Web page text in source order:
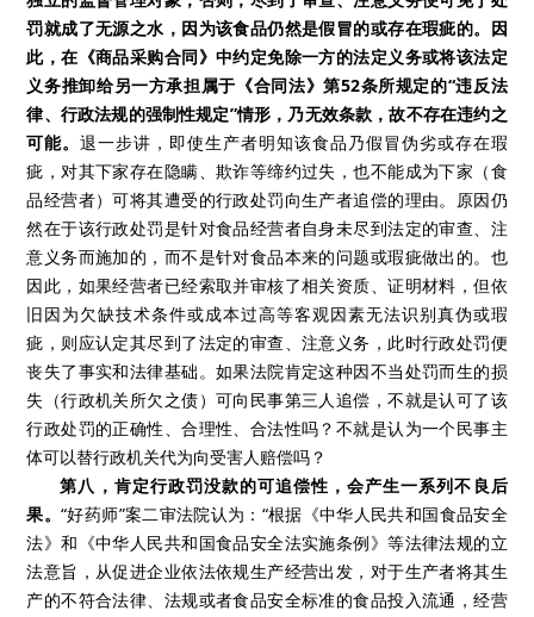
罚就成了无源之水，因为该食品仍然是假冒的或存在瑕疵的。因
此，在《商品采购合同》中约定免除一方的法定义务或将该法定
义务推卸给另一方承担属于《合同法》第52条所规定的“违反法
律、行政法规的强制性规定”情形，乃无效条款，故不存在违约之
可能。退一步讲，即使生产者明知该食品乃假冒伪劣或存在瑕
疵，对其下家存在隐瞒、欺诈等缔约过失，也不能成为下家（食
品经营者）可将其遭受的行政处罚向生产者追偿的理由。原因仍
然在于该行政处罚是针对食品经营者自身未尽到法定的审查、注
意义务而施加的，而不是针对食品本来的问题或瑕疵做出的。也
因此，如果经营者已经索取并审核了相关资质、证明材料，但依
旧因为欠缺技术条件或成本过高等客观因素无法识别真伪或瑕
疵，则应认定其尽到了法定的审查、注意义务，此时行政处罚便
丧失了事实和法律基础。如果法院肯定这种因不当处罚而生的损
失（行政机关所欠之债）可向民事第三人追偿，不就是认可了该
行政处罚的正确性、合理性、合法性吗？不就是认为一个民事主
体可以替行政机关代为向受害人赔偿吗？
第八，肯定行政罚没款的可追偿性，会产生一系列不良后
果。“好药师”案二审法院认为：“根据《中华人民共和国食品安全
法》和《中华人民共和国食品安全法实施条例》等法律法规的立
法意旨，从促进企业依法依规生产经营出发，对于生产者将其生
产的不符合法律、法规或者食品安全标准的食品投入流通，经营